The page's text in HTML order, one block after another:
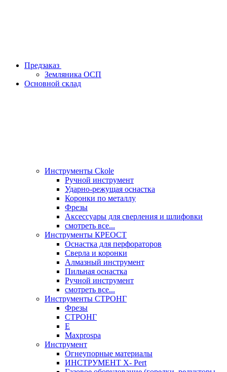
Предзаказ
Земляника ОСП
Основной склад
Инструменты Ckole
Ручной инструмент
Ударно‑режущая оснастка
Коронки по металлу
Фрезы
Аксессуары для сверления и шлифовки
смотреть все...
Инструменты КРЕОСТ
Оснастка для перфораторов
Сверла и коронки
Алмазный инструмент
Пильная оснастка
Ручной инструмент
смотреть все...
Инструменты СТРОНГ
Фрезы
СТРОНГ
Е
Maxprospa
Инструмент
Огнеупорные материалы
ИНСТРУМЕНТ X- Pert